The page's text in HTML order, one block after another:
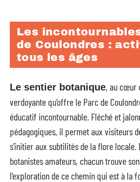
Les
de Coulondres :
tous les âges
Le sentier botanique, au cœur
verdoyante qu’offre le Parc de
éducatif incontournable. Fléché et
pédagogiques, il permet aux visiteurs
s’initier aux subtilités de la flore locale.
botanistes amateurs, chacun trouve
l’exploration de ce chemin qui est à la